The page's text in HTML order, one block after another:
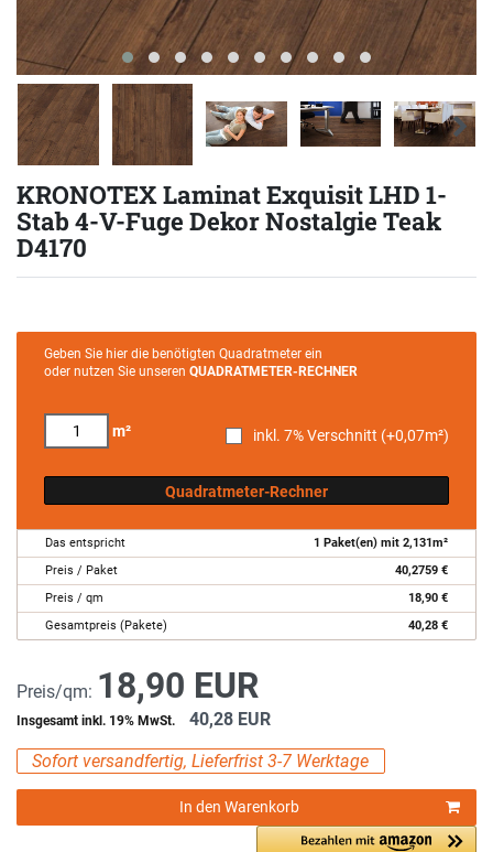
KRONOTEX Laminat Exquisit LHD 1-
Stab 4-V-Fuge Dekor Nostalgie Teak
D4170
Geben Sie hier die benötigten Quadratmeter ein
oder nutzen Sie unseren QUADRATMETER-RECHNER
m² inkl. 7% Verschnitt (+0,07m²)
Quadratmeter-Rechner
Das entspricht 1 Paket(en) mit 2,131m²
Preis / Paket
40,2759 €
Preis / qm
18,90 €
Gesamtpreis (Pakete)
40,28 €
Preis/qm: 18,90 EUR
Insgesamt inkl. 19% MwSt. 40,28 EUR
Sofort versandfertig, Lieferfrist 3-7 Werktage
In den Warenkorb